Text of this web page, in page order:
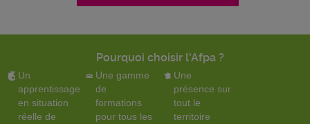
Pourquoi choisir l'Afpa ?
Un
apprentissage
en situation
réelle de
Une gamme
de
formations
pour tous les
Une
présence sur
tout le
territoire